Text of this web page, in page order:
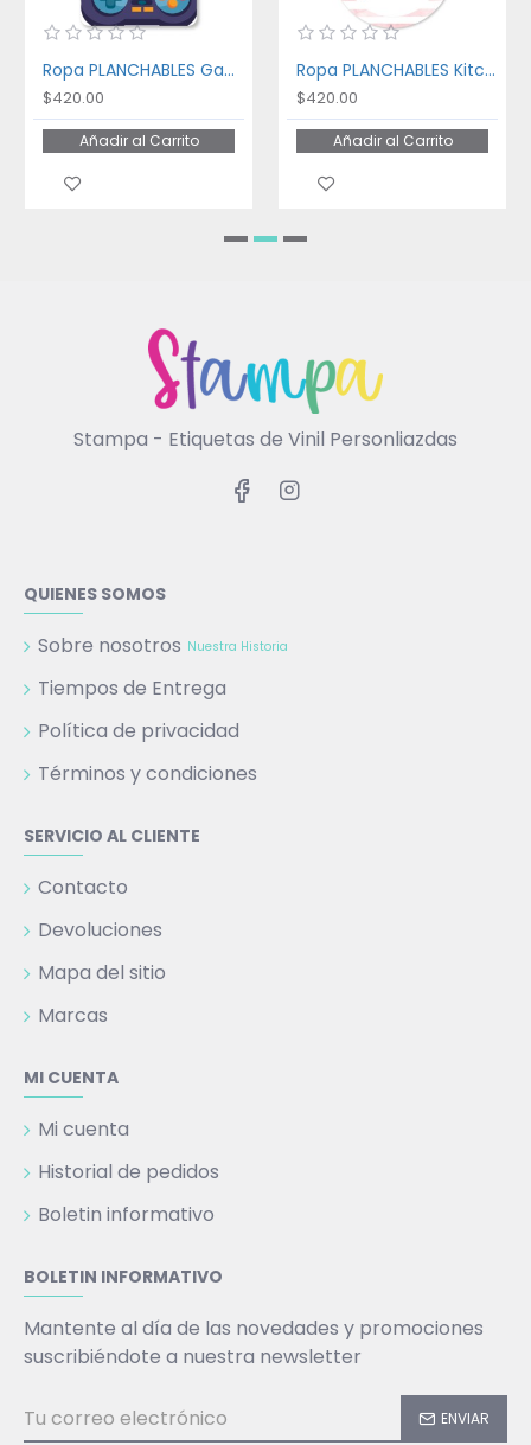
Ropa PLANCHABLES Gaming
$420.00
Añadir al Carrito
Ropa PLANCHABLES Kitchen
$420.00
Añadir al Carrito
Stampa - Etiquetas de Vinil Personliazdas
QUIENES SOMOS
Sobre nosotros Nuestra Historia
Tiempos de Entrega
Política de privacidad
Términos y condiciones
SERVICIO AL CLIENTE
Contacto
Devoluciones
Mapa del sitio
Marcas
MI CUENTA
Mi cuenta
Historial de pedidos
Boletin informativo
BOLETIN INFORMATIVO
Mantente al día de las novedades y promociones
suscribiéndote a nuestra newsletter
ENVIAR